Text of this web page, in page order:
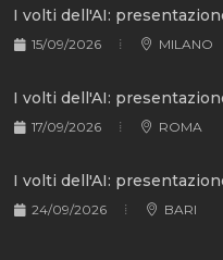
I volti dell'AI:
15/09/2026 MILANO
I volti dell'AI:
17/09/2026 ROMA
I volti dell'AI:
24/09/2026 BARI